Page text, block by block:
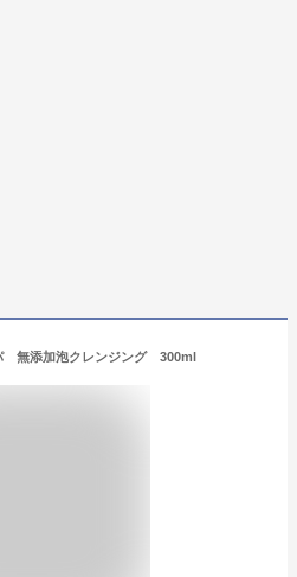
無添加泡クレンジング 300ml